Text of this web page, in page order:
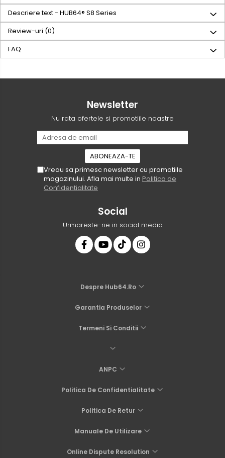
Descriere text - HUB64® S8 Series
Review-uri (0)
FAQ
Newsletter
Nu rata ofertele si promotiile noastre
Vreau sa primesc newsletter cu promotiile
magazinului. Afla mai multe in Politica de
Confidentialitate
Social
Urmareste-ne in social media
Despre Hub64.ro
Garantia Produselor
Termeni Si Conditii
ANPC
Politica De Confidentialitate
Politica De Retur
Manuale De Utilizare
Online Dispute Resolution